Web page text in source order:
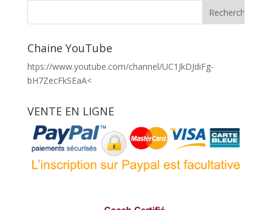
Chaine YouTube
htps://www.youtube.com/channel/UC1JkDJdiFg-
bH7ZecFkSEaA<
VENTE EN LIGNE